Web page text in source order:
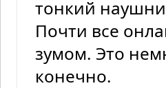
тонкий
Почти все
зумом. Это
конечно.